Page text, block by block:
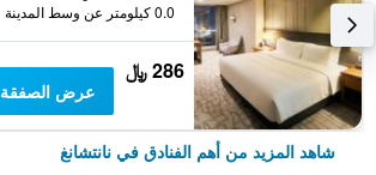
0.0 كيلومتر عن وسط المدينة
286 ﷼
عرض الصفقة
شاهد المزيد من أهم الفنادق في نانتشانغ